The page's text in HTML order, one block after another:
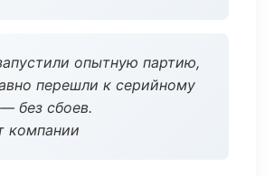
опытную партию,
перешли к серийному
без сбоев.
компании